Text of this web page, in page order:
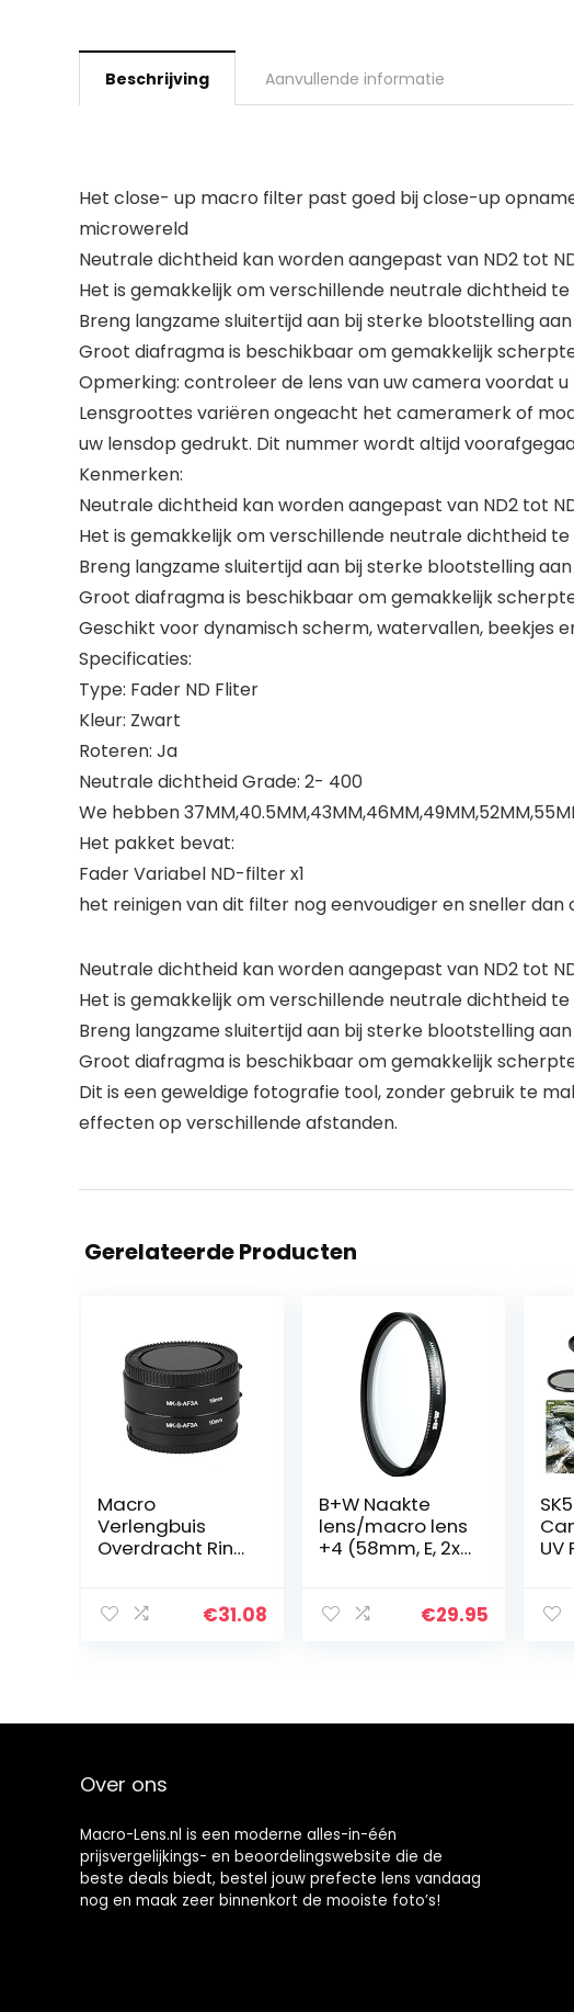
Beschrijving Aanvullende informatie
Het close- up macro filter past goed bij close-up
microwereld
Neutrale dichtheid kan worden aangepast van ND2 tot
Het is gemakkelijk om verschillende neutrale dichtheid
Breng langzame sluitertijd aan bij sterke blootstelling
Groot diafragma is beschikbaar om gemakkelijk
Opmerking: controleer de lens van uw camera voordat
Lensgroottes variëren ongeacht het cameramerk of
uw lensdop gedrukt. Dit nummer wordt altijd
Kenmerken:
Neutrale dichtheid kan worden aangepast van ND2 tot
Het is gemakkelijk om verschillende neutrale dichtheid
Breng langzame sluitertijd aan bij sterke blootstelling
Groot diafragma is beschikbaar om gemakkelijk
Geschikt voor dynamisch scherm, watervallen, beekjes
Specificaties:
Type: Fader ND Fliter
Kleur: Zwart
Roteren: Ja
Neutrale dichtheid Grade: 2- 400
We hebben
Het pakket bevat:
Fader Variabel ND-filter x1
het reinigen van dit filter nog eenvoudiger en sneller dan
Neutrale dichtheid kan worden aangepast van ND2 tot
Het is gemakkelijk om verschillende neutrale dichtheid
Breng langzame sluitertijd aan bij sterke blootstelling
Groot diafragma is beschikbaar om gemakkelijk
Dit is een geweldige fotografie tool, zonder gebruik te
effecten op verschillende afstanden.
Gerelateerde Producten
Macro
Verlengbuis
Overdracht Ring,
Mount Lens
€31.08
B+W Naakte
lens/macro lens
+4 (58mm, E, 2x
€29.95
UV
Over ons
Macro-Lens.nl is een moderne alles-in-één
prijsvergelijkings- en beoordelingswebsite die de
beste deals biedt, bestel jouw prefecte lens vandaag
nog en maak zeer binnenkort de mooiste foto’s!